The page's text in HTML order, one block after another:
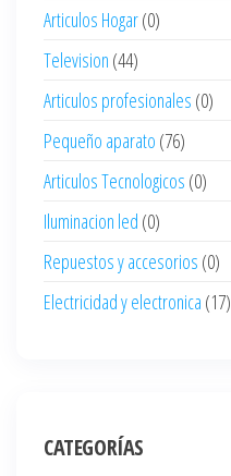
Articulos Hogar(0)
Television (44)
Articulos profesionales (0)
Pequeño aparato (76)
Articulos Tecnologicos (0)
Iluminacion led (0)
Repuestos y accesorios (0)
Electricidad y electronica (17)
CATEGORÍAS